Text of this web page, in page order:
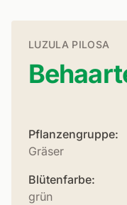
LUZULA PILOSA
Pflanzengruppe:
Gräser
Blütenfarbe:
grün